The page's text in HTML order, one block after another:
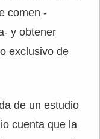
comen -
y obtener
exclusivo de
de un estudio
cuenta que la